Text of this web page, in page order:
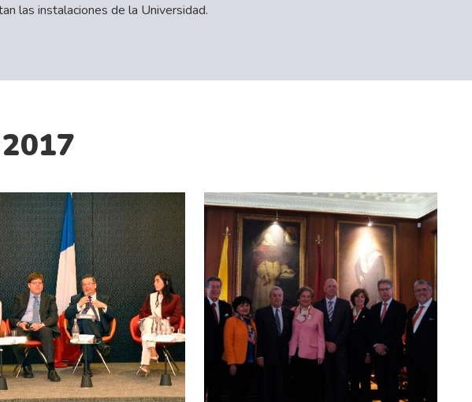
las instalaciones de la Universidad.